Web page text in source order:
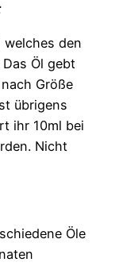
welches den
Öl gebt
Größe
übrigens
ihr 10ml bei
Nicht
Öle